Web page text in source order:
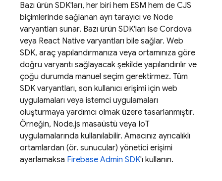
Bazı ürün SDK'ları, her biri hem ESM hem de CJS
biçimlerinde sağlanan ayrı tarayıcı ve Node
varyantları sunar. Bazı ürün SDK'ları ise Cordova
veya React Native varyantları bile sağlar. Web
SDK, araç yapılandırmanıza veya ortamınıza göre
doğru varyantı sağlayacak şekilde yapılandırılır ve
çoğu durumda manuel seçim gerektirmez. Tüm
SDK varyantları, son kullanıcı erişimi için web
uygulamaları veya istemci uygulamaları
oluşturmaya yardımcı olmak üzere tasarlanmıştır.
Örneğin, Node.js masaüstü veya IoT
uygulamalarında kullanılabilir. Amacınız ayrıcalıklı
ortamlardan (ör. sunucular) yönetici erişimi
ayarlamaksa Firebase Admin SDK'ı kullanın.